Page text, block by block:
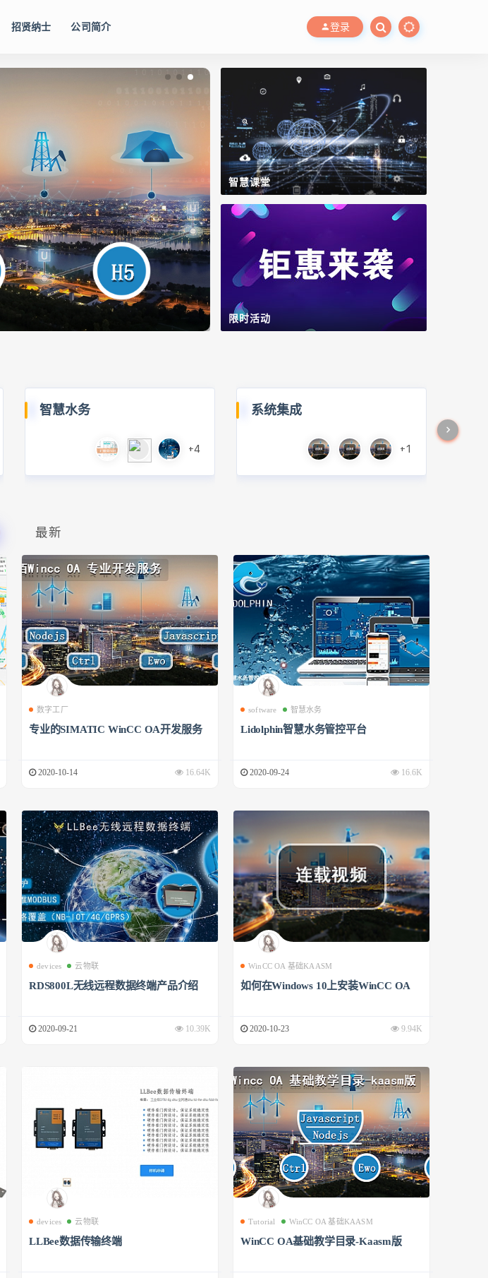
招贤纳士 公司简介 登录
智慧课堂
限时活动
智慧水务
+4
系统集成
+1
最新
数字工厂
专业的SIMATIC WinCC OA开发服务
2020-10-14 16.64K
software 智慧水务
Lidolphin智慧水务管控平台
2020-09-24 16.6K
devices 云物联
RDS800L无线远程数据终端产品介绍
2020-09-21 10.39K
WinCC OA 基础KAASM
如何在Windows 10上安装WinCC OA
2020-10-23 9.94K
devices 云物联
LLBee数据传输终端
Tutorial WinCC OA 基础KAASM
WinCC OA基础教学目录-Kaasm版